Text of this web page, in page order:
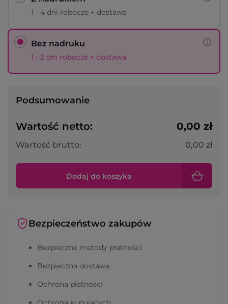
1 - 4 dni robocze + dostawa
Bez nadruku
1 - 2 dni robocze + dostawa
Podsumowanie
Wartość netto: 0,00 zł
Wartość brutto: 0,00 zł
Dodaj do koszyka
Bezpieczeństwo zakupów
Bezpieczne metody płatności
Bezpieczna dostawa
Ochrona płatności